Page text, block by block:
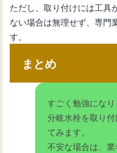
ただし、取り付けには工具
ない場合は無理せず、専門
す。
まとめ
すごく勉強になり
分岐水栓を取り
てみます。
不安な場合は、